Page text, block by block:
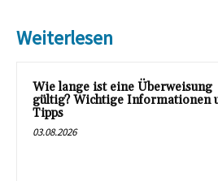
Weiterlesen
Wie lange ist eine Überweisung
gültig? Wichtige Informationen
Tipps
03.08.2026